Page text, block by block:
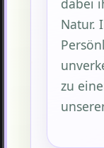
dabei
Natur.
zu